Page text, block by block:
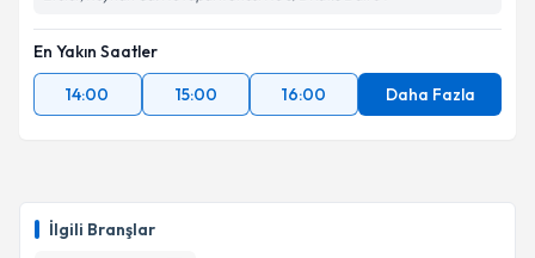
İlgili Branşlar
En Yakın Saatler
14:00
15:00 16:00 Daha Fazla